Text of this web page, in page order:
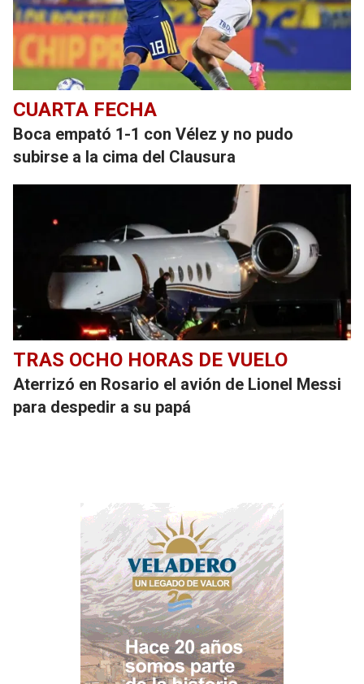
CUARTA FECHA
Boca empató 1-1 con Vélez y no pudo
subirse a la cima del Clausura
TRAS OCHO HORAS DE VUELO
Aterrizó en Rosario el avión de Lionel Messi
para despedir a su papá